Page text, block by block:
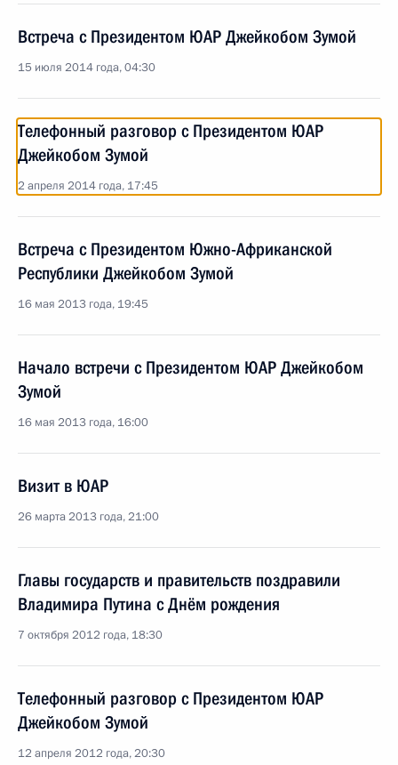
Встреча с Президентом ЮАР Джейкобом Зумой
15 июля 2014 года, 04:30
Телефонный разговор с Президентом ЮАР
Джейкобом Зумой
2 апреля 2014 года, 17:45
Встреча с Президентом Южно-Африканской
Республики Джейкобом Зумой
16 мая 2013 года, 19:45
Начало встречи с Президентом ЮАР Джейкобом
Зумой
16 мая 2013 года, 16:00
Визит в ЮАР
26 марта 2013 года, 21:00
Главы государств и правительств поздравили
Владимира Путина с Днём рождения
7 октября 2012 года, 18:30
Телефонный разговор с Президентом ЮАР
Джейкобом Зумой
12 апреля 2012 года, 20:30